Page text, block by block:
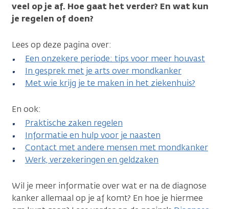
veel op je af. Hoe gaat het verder? En wat kun
je regelen of doen?
Lees op deze pagina over:
Een onzekere periode: tips voor meer houvast
In gesprek met je arts over mondkanker
Met wie krijg je te maken in het ziekenhuis?
En ook:
Praktische zaken regelen
Informatie en hulp voor je naasten
Contact met andere mensen met mondkanker
Werk, verzekeringen en geldzaken
Wil je meer informatie over wat er na de diagnose
kanker allemaal op je af komt? En hoe je hiermee